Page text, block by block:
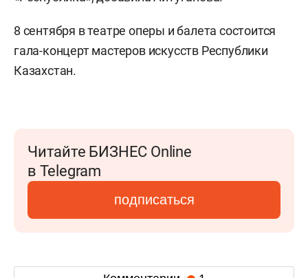
8 сентября в театре оперы и балета состоится
гала-концерт мастеров искусств Республики
Казахстан.
Читайте БИЗНЕС Online
в Telegram
подписаться